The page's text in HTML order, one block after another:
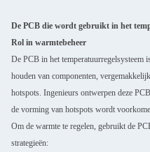
De PCB die wordt gebruikt in het
Rol in warmtebeheer
De PCB in het temperatuurregelsysteem
houden van componenten,
hotspots. Ingenieurs ontwerpen deze
de vorming van hotspots wordt
Om de warmte te regelen, gebruikt de
strategieën: